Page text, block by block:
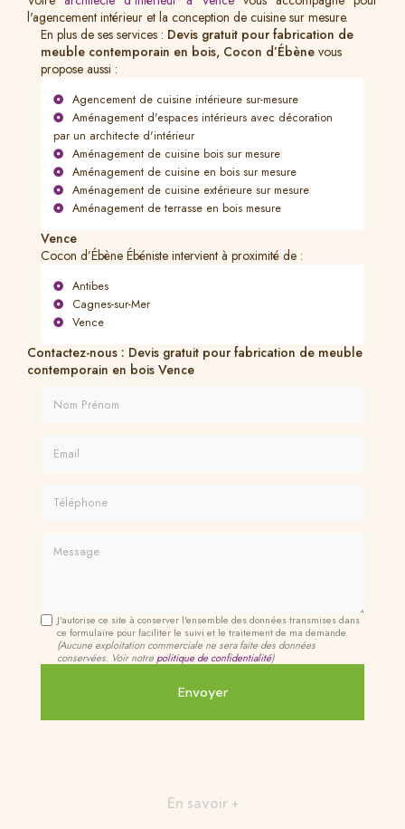
l'agencement intérieur et la conception de cuisine sur mesure.
En plus de ses services : Devis gratuit pour fabrication de
meuble contemporain en bois, Cocon d’Ébène vous
propose aussi :
Agencement de cuisine intérieure sur-mesure
Aménagement d'espaces intérieurs avec décoration
par un architecte d'intérieur
Aménagement de cuisine bois sur mesure
Aménagement de cuisine en bois sur mesure
Aménagement de cuisine extérieure sur mesure
Aménagement de terrasse en bois mesure
Vence
Cocon d’Ébène Ébéniste intervient à proximité de :
Antibes
Cagnes-sur-Mer
Vence
Contactez-nous : Devis gratuit pour fabrication de meuble
contemporain en bois Vence
J'autorise ce site à conserver l'ensemble des données transmises dans
ce formulaire pour faciliter le suivi et le traitement de ma demande.
(Aucune exploitation commerciale ne sera faite des données
conservées. Voir notre politique de confidentialité)
En savoir +